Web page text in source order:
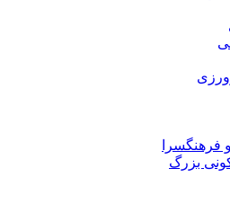
فرهنگسرا
بزرگ